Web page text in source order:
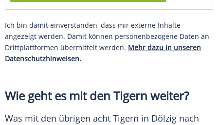
Ich bin damit einverstanden, dass mir externe Inhalte
angezeigt werden. Damit können personenbezogene Daten an
Drittplattformen übermittelt werden. Mehr dazu in unseren
Datenschutzhinweisen.
Wie geht es mit den Tigern weiter?
Was mit den übrigen acht Tigern in Dölzig nach